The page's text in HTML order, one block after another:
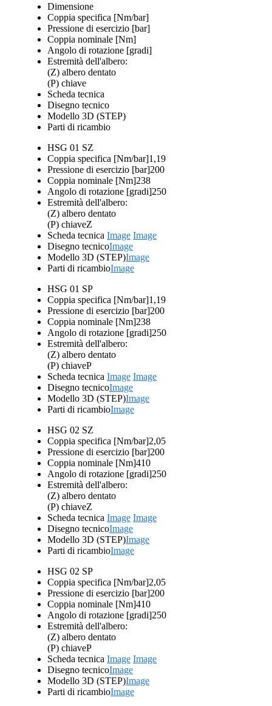
Dimensione
Coppia specifica [Nm/bar]
Pressione di esercizio [bar]
Coppia nominale [Nm]
Angolo di rotazione [gradi]
Estremità dell'albero:
(Z) albero dentato
(P) chiave
Scheda tecnica
Disegno tecnico
Modello 3D (STEP)
Parti di ricambio
HSG 01 SZ
Coppia specifica [Nm/bar]1,19
Pressione di esercizio [bar]200
Coppia nominale [Nm]238
Angolo di rotazione [gradi]250
Estremità dell'albero:
(Z) albero dentato
(P) chiaveZ
Scheda tecnica Image Image
Disegno tecnicoImage
Modello 3D (STEP)Image
Parti di ricambioImage
HSG 01 SP
Coppia specifica [Nm/bar]1,19
Pressione di esercizio [bar]200
Coppia nominale [Nm]238
Angolo di rotazione [gradi]250
Estremità dell'albero:
(Z) albero dentato
(P) chiaveP
Scheda tecnica Image Image
Disegno tecnicoImage
Modello 3D (STEP)Image
Parti di ricambioImage
HSG 02 SZ
Coppia specifica [Nm/bar]2,05
Pressione di esercizio [bar]200
Coppia nominale [Nm]410
Angolo di rotazione [gradi]250
Estremità dell'albero:
(Z) albero dentato
(P) chiaveZ
Scheda tecnica Image Image
Disegno tecnicoImage
Modello 3D (STEP)Image
Parti di ricambioImage
HSG 02 SP
Coppia specifica [Nm/bar]2,05
Pressione di esercizio [bar]200
Coppia nominale [Nm]410
Angolo di rotazione [gradi]250
Estremità dell'albero:
(Z) albero dentato
(P) chiaveP
Scheda tecnica Image Image
Disegno tecnicoImage
Modello 3D (STEP)Image
Parti di ricambioImage